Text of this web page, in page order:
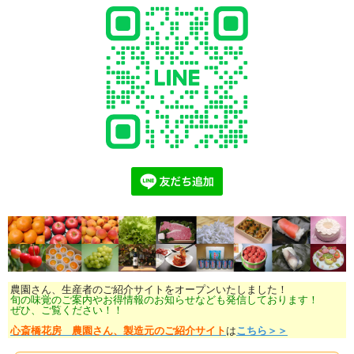
農園さん、生産者のご紹介サイトをオープンいたしました！
旬の味覚のご案内やお得情報のお知らせなども発信しております！
ぜひ、ご覧ください！！
心斎橋花房 農園さん、製造元のご紹介サイト はこちら＞＞